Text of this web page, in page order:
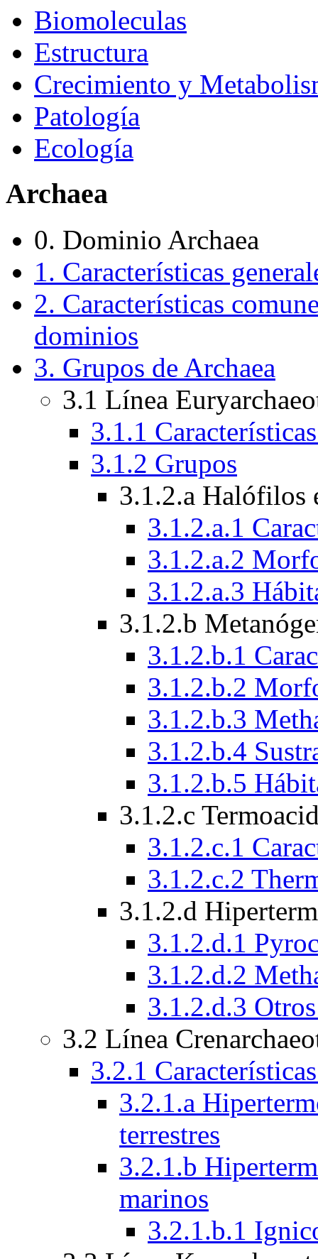
Biomoleculas
Estructura
Crecimiento y
Patología
Ecología
Archaea
0. Dominio Archaea
1. Características
2. Características
dominios
3. Grupos de Archaea
3.1 Línea
3.1.1
3.1.2 Grupos
3.1.2.a Halófilos
3.1.2.a.1
3.1.2.a.2
3.1.2.a.3
3.1.2.b
3.1.2.b.1
3.1.2.b.2
3.1.2.b.3
3.1.2.b.4
3.1.2.b.5
3.1.2.c
3.1.2.c.1
3.1.2.c.2
3.1.2.d
3.1.2.d.1
3.1.2.d.2
3.1.2.d.3
3.2 Línea
3.2.1
3.2.1.a
terrestres
3.2.1.b
marinos
3.2.1.b.1